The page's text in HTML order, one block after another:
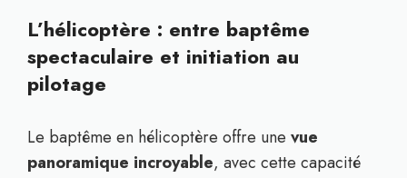
L’hélicoptère : entre baptême
spectaculaire et initiation au
pilotage
Le baptême en hélicoptère offre une vue
panoramique incroyable, avec cette capacité